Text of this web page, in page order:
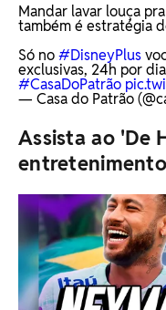
Mandar lavar louça
também é estratégia
Só no#DisneyPlus
exclusivas, 24h por
#CasaDoPatrão
— Casa do Patrão
Assista ao 'De